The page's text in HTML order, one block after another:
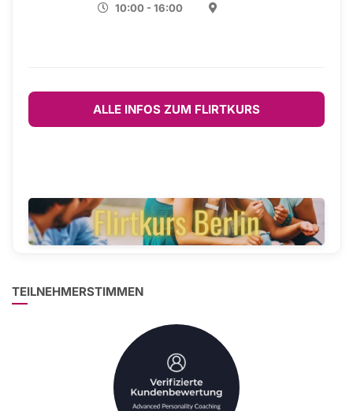
10:00 - 16:00
ALLE INFOS ZUM FLIRTKURS
TEILNEHMERSTIMMEN